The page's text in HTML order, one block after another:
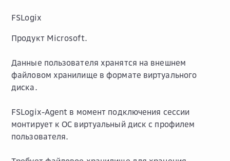
FSLogix
Продукт Microsoft.
Данные пользователя хранятся на внешнем
файловом хранилище в формате виртуального
диска.
FSLogix-Agent в момент подключения сессии
монтирует к ОС виртуальный диск с профилем
пользователя.